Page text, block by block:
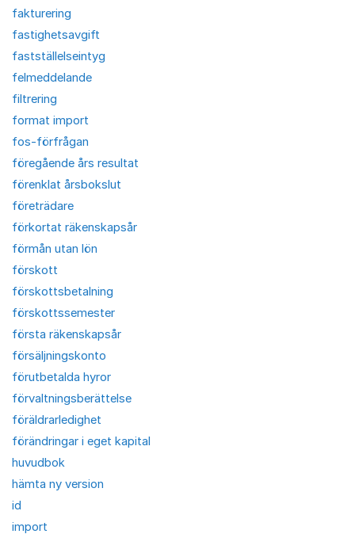
fakturering
fastighetsavgift
fastställelseintyg
felmeddelande
filtrering
format import
fos-förfrågan
föregående års resultat
förenklat årsbokslut
företrädare
förkortat räkenskapsår
förmån utan lön
förskott
förskottsbetalning
förskottssemester
första räkenskapsår
försäljningskonto
förutbetalda hyror
förvaltningsberättelse
föräldrarledighet
förändringar i eget kapital
huvudbok
hämta ny version
id
import